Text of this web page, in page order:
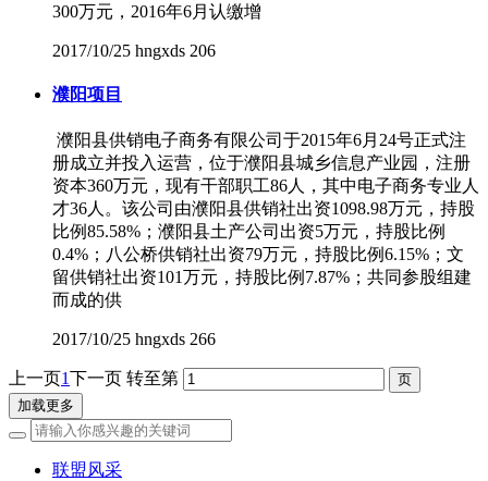
300万元，2016年6月认缴增
2017/10/25 hngxds 206
濮阳项目
濮阳县供销电子商务有限公司于2015年6月24号正式注
册成立并投入运营，位于濮阳县城乡信息产业园，注册
资本360万元，现有干部职工86人，其中电子商务专业人
才36人。该公司由濮阳县供销社出资1098.98万元，持股
比例85.58%；濮阳县土产公司出资5万元，持股比例
0.4%；八公桥供销社出资79万元，持股比例6.15%；文
留供销社出资101万元，持股比例7.87%；共同参股组建
而成的供
2017/10/25 hngxds 266
上一页1下一页 转至第
加载更多
联盟风采